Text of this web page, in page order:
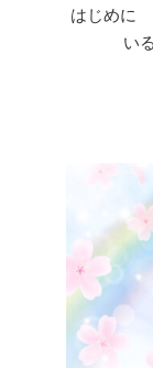
はじめに
い